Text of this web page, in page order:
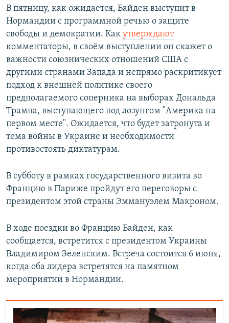
В пятницу, как ожидается, Байден выступит в
Нормандии с программной речью о защите
свободы и демократии. Как утверждают
комментаторы, в своём выступлении он скажет о
важности союзнических отношений США с
другими странами Запада и непрямо раскритикует
подход к внешней политике своего
предполагаемого соперника на выборах Дональда
Трампа, выступающего под лозунгом "Америка на
первом месте". Ожидается, что будет затронута и
тема войны в Украине и необходимости
противостоять диктатурам.
В субботу в рамках государственного визита во
Францию в Париже пройдут его переговоры с
президентом этой страны Эммануэлем Макроном.
В ходе поездки во Францию Байден, как
сообщается, встретится с президентом Украины
Владимиром Зеленским. Встреча состоится 6 июня,
когда оба лидера встретятся на памятном
мероприятии в Нормандии.